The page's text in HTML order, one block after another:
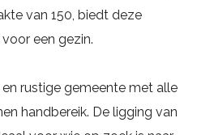
van 150, biedt deze
een gezin.
rustige gemeente met alle
handbereik. De ligging van